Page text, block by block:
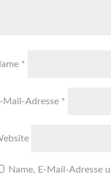
*
Mail-Adresse *
Name, E-Mail-Adresse